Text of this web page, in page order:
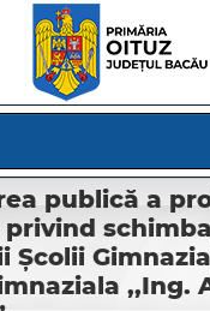
publică a
Școlii
,,Ing.